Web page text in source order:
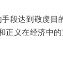
段达到敬虔目
义在经济中的